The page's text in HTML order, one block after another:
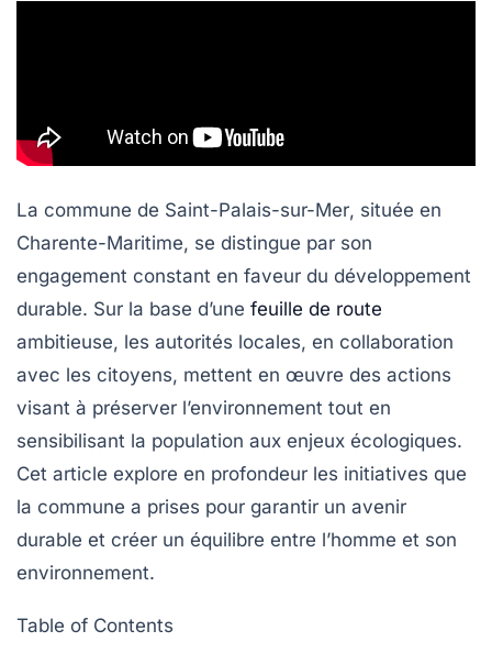
La commune de Saint-Palais-sur-Mer, située en
Charente-Maritime, se distingue par son
engagement constant en faveur du développement
durable. Sur la base d’une feuille de route
ambitieuse, les autorités locales, en collaboration
avec les citoyens, mettent en œuvre des actions
visant à préserver l’environnement tout en
sensibilisant la population aux enjeux écologiques.
Cet article explore en profondeur les initiatives que
la commune a prises pour garantir un avenir
durable et créer un équilibre entre l’homme et son
environnement.
Table of Contents